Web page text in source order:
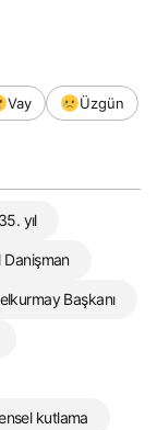
Vay
Üzgün
yıl
Danişman
Başkanı
kutlama